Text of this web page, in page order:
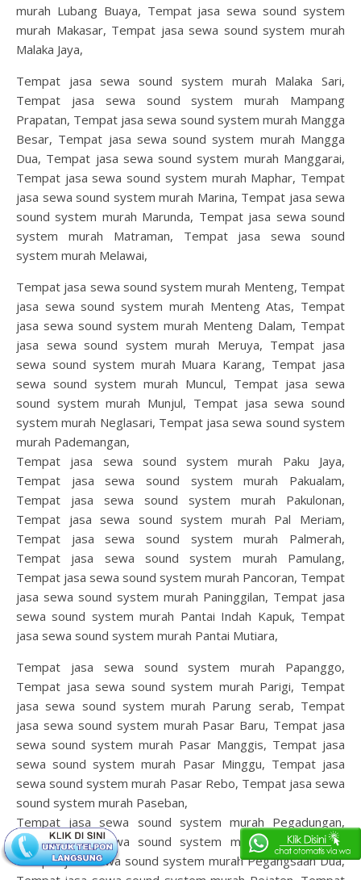
murah Lubang Buaya, Tempat jasa sewa sound system
murah Makasar, Tempat jasa sewa sound system murah
Malaka Jaya,
Tempat jasa sewa sound system murah Malaka Sari,
Tempat jasa sewa sound system murah Mampang
Prapatan, Tempat jasa sewa sound system murah Mangga
Besar, Tempat jasa sewa sound system murah Mangga
Dua, Tempat jasa sewa sound system murah Manggarai,
Tempat jasa sewa sound system murah Maphar, Tempat
jasa sewa sound system murah Marina, Tempat jasa sewa
sound system murah Marunda, Tempat jasa sewa sound
system murah Matraman, Tempat jasa sewa sound
system murah Melawai,
Tempat jasa sewa sound system murah Menteng, Tempat
jasa sewa sound system murah Menteng Atas, Tempat
jasa sewa sound system murah Menteng Dalam, Tempat
jasa sewa sound system murah Meruya, Tempat jasa
sewa sound system murah Muara Karang, Tempat jasa
sewa sound system murah Muncul, Tempat jasa sewa
sound system murah Munjul, Tempat jasa sewa sound
system murah Neglasari, Tempat jasa sewa sound system
murah Pademangan,
Tempat jasa sewa sound system murah Paku Jaya,
Tempat jasa sewa sound system murah Pakualam,
Tempat jasa sewa sound system murah Pakulonan,
Tempat jasa sewa sound system murah Pal Meriam,
Tempat jasa sewa sound system murah Palmerah,
Tempat jasa sewa sound system murah Pamulang,
Tempat jasa sewa sound system murah Pancoran, Tempat
jasa sewa sound system murah Paninggilan, Tempat jasa
sewa sound system murah Pantai Indah Kapuk, Tempat
jasa sewa sound system murah Pantai Mutiara,
Tempat jasa sewa sound system murah Papanggo,
Tempat jasa sewa sound system murah Parigi, Tempat
jasa sewa sound system murah Parung serab, Tempat
jasa sewa sound system murah Pasar Baru, Tempat jasa
sewa sound system murah Pasar Manggis, Tempat jasa
sewa sound system murah Pasar Minggu, Tempat jasa
sewa sound system murah Pasar Rebo, Tempat jasa sewa
sound system murah Paseban,
Tempat jasa sewa sound system murah Pegadungan,
Tempat jasa sewa sound system murah Pegangsaan,
Tempat jasa sewa sound system murah Pegangsaan Dua,